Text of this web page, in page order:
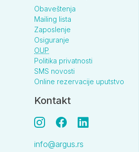
Obaveštenja
Mailing lista
Zaposlenje
Osiguranje
OUP
Politika privatnosti
SMS novosti
Online rezervacije uputstvo
Kontakt
info@argus.rs